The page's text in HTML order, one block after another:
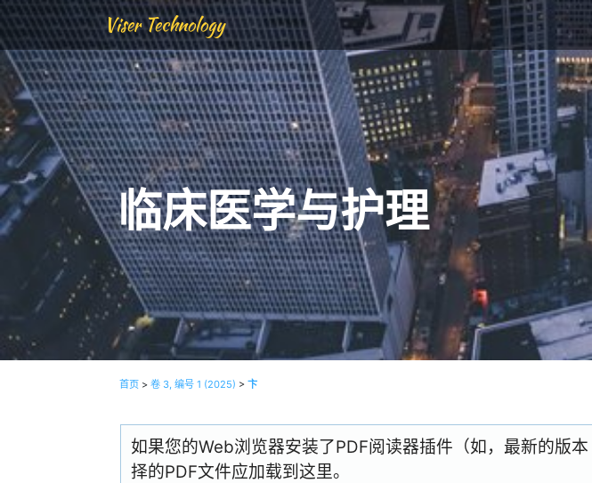
Viser Technology
临床医学与护理
首页 >卷 3, 编号 1 (2025) >卞
如果您的Web浏览器安装了PDF阅读器插件（如，最新的版本
择的PDF文件应加载到这里。